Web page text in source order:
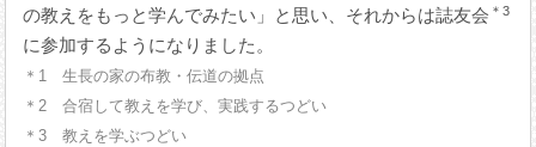
の教えをもっと学んでみたい」と思い、それからは誌友会 ＊3
に参加するようになりました。
＊1 生長の家の布教・伝道の拠点
＊2 合宿して教えを学び、実践するつどい
＊3 教えを学ぶつどい